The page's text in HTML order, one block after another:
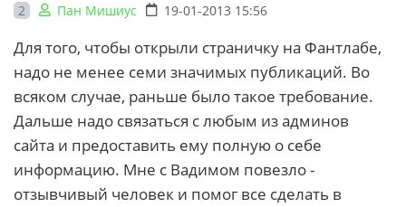
2 Пан Мишиус 19-01-2013 15:56
Для того, чтобы открыли страничку на Фантлабе,
надо не менее семи значимых публикаций. Во
всяком случае, раньше было такое требование.
Дальше надо связаться с любым из админов
сайта и предоставить ему полную о себе
информацию. Мне с Вадимом повезло -
отзывчивый человек и помог все сделать в